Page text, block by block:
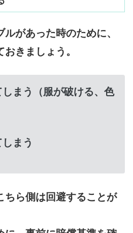
があった時のために、
きましょう。
しまう（服が破ける、色
まう
ちら側は回避することが